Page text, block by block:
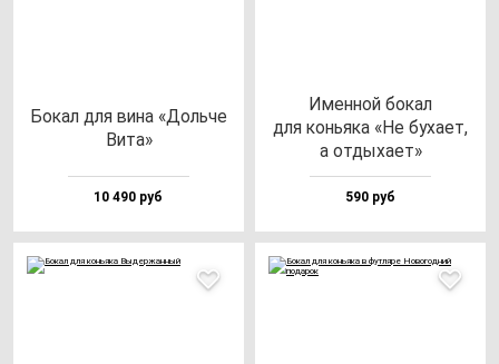
Бокал для ви­на «Доль­че
Вита»
10 490 руб
Имен­ной бо­кал
для конь­яка «Не бу­ха­ет,
а от­ды­ха­ет»
590 руб